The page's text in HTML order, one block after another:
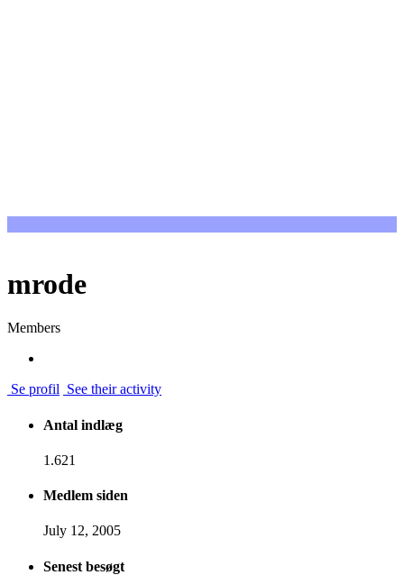
mrode
Members
Se profil See their activity
Antal indlæg
1.621
Medlem siden
July 12, 2005
Senest besøgt